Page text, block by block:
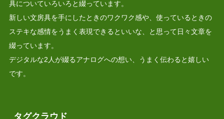
具についていろいろと綴っています。
新しい文房具を手にしたときのワクワク感や、使っているときの
ステキな感情をうまく表現できるといいな、と思って日々文章を
綴っています。
デジタルな2人が綴るアナログへの想い、うまく伝わると嬉しい
です。
タグクラウド